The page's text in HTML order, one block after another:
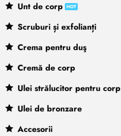
Unt de corp
Scruburi și exfolianți
Crema pentru duş
Cremă de corp
Ulei strălucitor pentru corp
Ulei de bronzare
Accesorii